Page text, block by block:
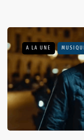
A LA UNE